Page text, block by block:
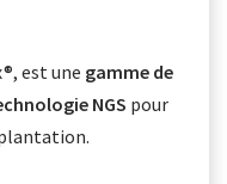
est une gamme de
NGS pour